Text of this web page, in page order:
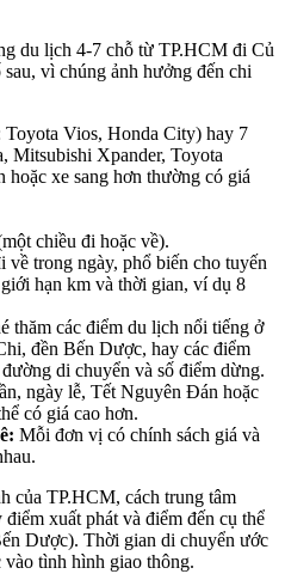
du lịch 4-7 chỗ từ TP.HCM đi Củ
vì chúng ảnh hưởng đến chi
Vios, Honda City) hay 7
Mitsubishi Xpander, Toyota
xe sang hơn thường có giá
chiều đi hoặc về).
về trong ngày, phổ biến cho tuyến
hạn km và thời gian, ví dụ 8
thăm các điểm du lịch nổi tiếng ở
đền Bến Dược, hay các điểm
di chuyển và số điểm dừng.
ngày lễ, Tết Nguyên Đán hoặc
có giá cao hơn.
Mỗi đơn vị có chính sách giá và
của TP.HCM, cách trung tâm
xuất phát và điểm đến cụ thể
Dược). Thời gian di chuyển ước
tình hình giao thông.